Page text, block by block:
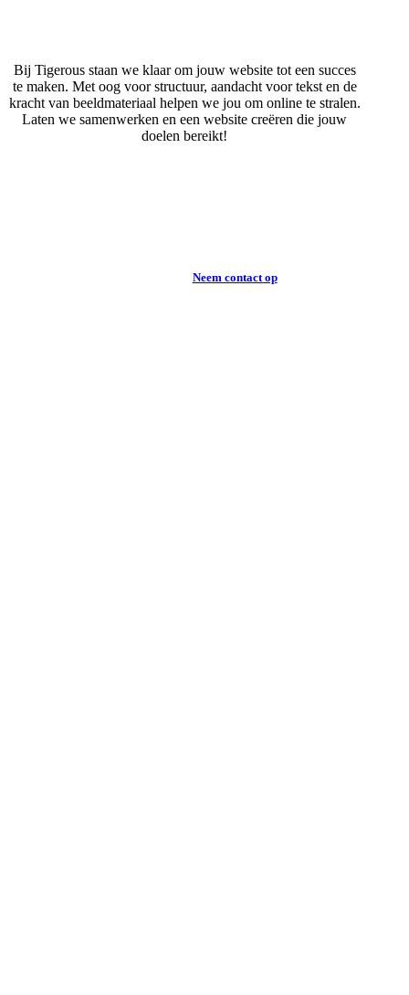
Bij Tigerous staan we klaar om jouw website tot een succes
te maken. Met oog voor structuur, aandacht voor tekst en de
kracht van beeldmateriaal helpen we jou om online te stralen.
Laten we samenwerken en een website creëren die jouw
doelen bereikt!
Neem contact op